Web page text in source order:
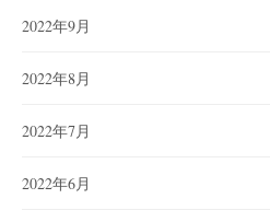
2022年9月
2022年8月
2022年7月
2022年6月